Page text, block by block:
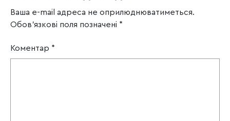
Ваша e-mail адреса не оприлюднюватиметься.
Обов’язкові поля позначені *
Коментар *